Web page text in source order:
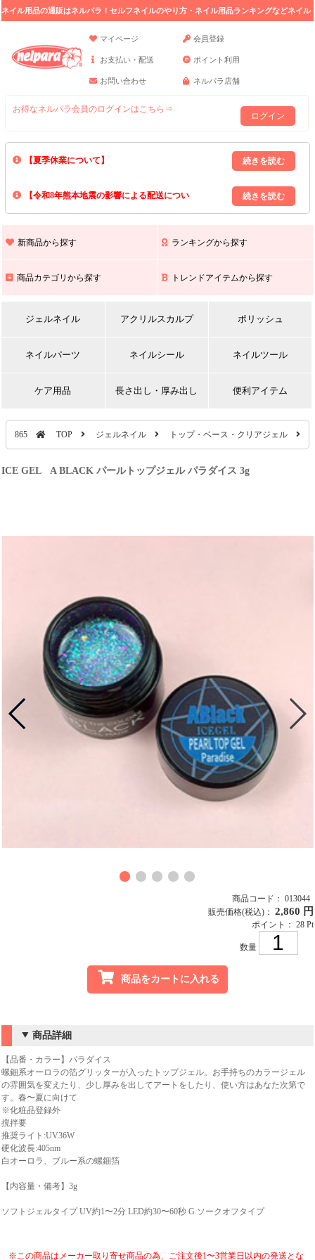
ネイル用品の通販はネルパラ！セルフネイルのやり方・ネイル用品ランキングなどネイル
マイページ
会員登録
お支払い・配送 ポイント利用
お問い合わせ ネルパラ店舗
お得なネルパラ会員のログインはこちら⇒
ログイン
【夏季休業について】
8/13(木)～8/16(日)の間｢出荷業務・お問い合わせ業務｣はお休みいたしま
上記期間中のご注文・お問い合わせは8/17(月)以降の対応となりますので
【令和8年熊本地震の影響による配送につい
また､ 九州全域でお荷物のお届けに遅延が生じております｡
新商品から探す ランキングから探す
商品カテゴリから探す トレンドアイテムから探す
ジェルネイル アクリルスカルプ ポリッシュ
ネイルパーツ ネイルシール ネイルツール
ケア用品 長さ出し・厚み出し 便利アイテム
865 TOP ジェルネイル トップ・ベース・クリアジェル
ICE GEL A BLACK パールトップジェル パラダイス 3g
商品コード： 013044
販売価格(税込)： 2,860 円
ポイント： 28 Pt
数量
商品をカートに入れる
商品詳細
【品番・カラー】パラダイス
螺鈿系オーロラの箔グリッターが入ったトップジェル。お手持ちのカラージェル
の雰囲気を変えたり、少し厚みを出してアートをしたり、使い方はあなた次第で
す。春〜夏に向けて
※化粧品登録外
撹拌要
推奨ライト:UV36W
硬化波長:405nm
白オーロラ、ブルー系の螺鈿箔
【内容量・備考】3g
ソフトジェルタイプ UV約1〜2分 LED約30〜60秒 G ソークオフタイプ
※この商品はメーカー取り寄せ商品の為、ご注文後1〜3営業日以内の発送とな